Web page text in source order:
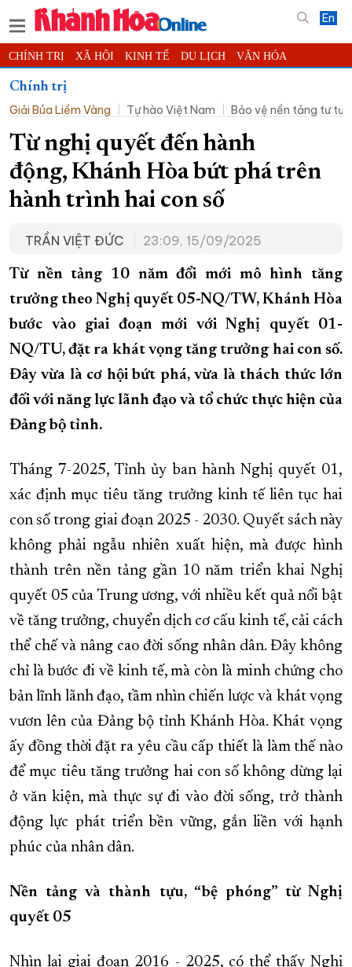
En
CHÍNH TRỊ XÃ HỘI KINH TẾ DU LỊCH VĂN HÓA
THỂ THAO
KHOA HỌC - CÔNG NGHỆ PHÁP LUẬT BẠN ĐỌC PHÓNG SỰ
THẾ GIỚI MULTIMEDIA VIDEO ĐỌC BÁO ONLINE
PODCAST THÔNG TIN - QUẢNG CÁO
QUY HOẠCH TỈNH KHÁNH HÒA
CHUNG TAY CẢI CÁCH HÀNH CHÍNH
XÂY DỰNG NÔNG THÔN MỚI LỊCH CẮT ĐIỆN
TÀU - XE - MÁY BAY
KỶ NIỆM 370 NĂM XÂY DỰNG VÀ PHÁT TRIỂN TỈNH KHÁNH HÒA
KHOẢNH KHẮC ĐẸP XỨ TRẦM
XÂY DỰNG KHÁNH HÒA TRỞ THÀNH THÀNH PHỐ TRỰC THUỘC
ĐẠI HỘI ĐẢNG CÁC CẤP TRANG CHỦ VỀ BÁO KHÁNH HÒA
Chính trị
Giải Búa Liềm Vàng
Tự hào Việt Nam Bảo vệ nền tảng tư
Từ nghị quyết đến hành
động, Khánh Hòa bứt phá trên
hành trình hai con số
TRẦN VIỆT ĐỨC 23:09, 15/09/2025
Từ nền tảng 10 năm đổi mới mô hình tăng
trưởng theo Nghị quyết 05-NQ/TW, Khánh Hòa
bước vào giai đoạn mới với Nghị quyết 01-
NQ/TU, đặt ra khát vọng tăng trưởng hai con số.
Đây vừa là cơ hội bứt phá, vừa là thách thức lớn
đối với năng lực lãnh đạo và tổ chức thực hiện của
Đảng bộ tỉnh.
Tháng 7-2025, Tỉnh ủy ban hành Nghị quyết 01,
xác định mục tiêu tăng trưởng kinh tế liên tục hai
con số trong giai đoạn 2025 - 2030. Quyết sách này
không phải ngẫu nhiên xuất hiện, mà được hình
thành trên nền tảng gần 10 năm triển khai Nghị
quyết 05 của Trung ương, với nhiều kết quả nổi bật
về tăng trưởng, chuyển dịch cơ cấu kinh tế, cải cách
thể chế và nâng cao đời sống nhân dân. Đây không
chỉ là bước đi về kinh tế, mà còn là minh chứng cho
bản lĩnh lãnh đạo, tầm nhìn chiến lược và khát vọng
vươn lên của Đảng bộ tỉnh Khánh Hòa. Khát vọng
ấy đồng thời đặt ra yêu cầu cấp thiết là làm thế nào
để mục tiêu tăng trưởng hai con số không dừng lại
ở văn kiện, mà thực sự đi vào đời sống, trở thành
động lực phát triển bền vững, gắn liền với hạnh
phúc của nhân dân.
Nền tảng và thành tựu, “bệ phóng” từ Nghị
quyết 05
Nhìn lại giai đoạn 2016 - 2025, có thể thấy Nghị